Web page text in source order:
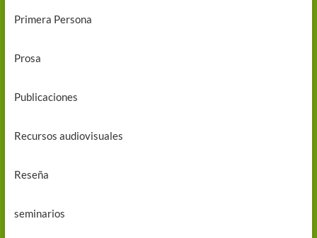
Primera Persona
Prosa
Publicaciones
Recursos audiovisuales
Reseña
seminarios